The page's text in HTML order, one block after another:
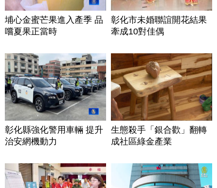
埔心金蜜芒果進入產季 品
嚐夏果正當時
彰化市未婚聯誼開花結果
牽成10對佳偶
彰化縣強化警用車輛 提升
治安網機動力
生態殺手「銀合歡」翻轉
成社區綠金產業